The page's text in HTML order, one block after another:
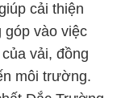
cải thiện
góp vào việc
vải, đồng
môi trường.